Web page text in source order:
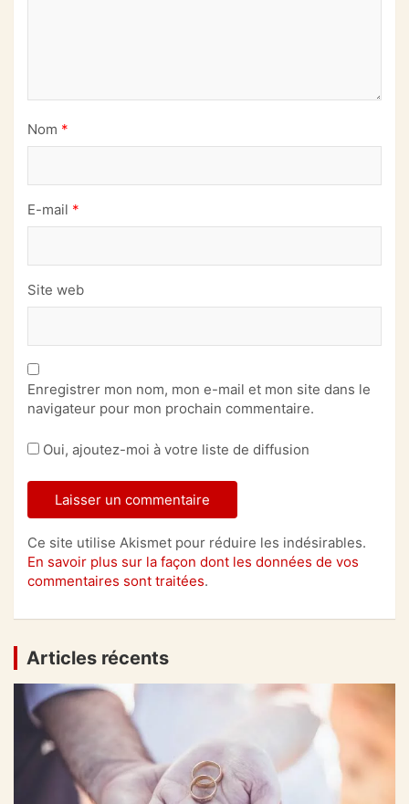
Nom *
E-mail *
Site web
Enregistrer mon nom, mon e-mail et mon site dans le
navigateur pour mon prochain commentaire.
Oui, ajoutez-moi à votre liste de diffusion
Ce site utilise Akismet pour réduire les indésirables.
En savoir plus sur la façon dont les données de vos
commentaires sont traitées.
Articles récents